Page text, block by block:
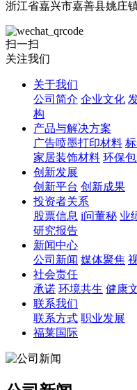
浙江省嘉兴市嘉善县姚庄
扫一扫
关注我们
关于我们
公司简介 企业文化
构
产品与解决方案
广告喷墨打印材料
家居装饰材料 环保
创新发展
创新平台 创新成果
投资者关系
股票信息 i问董秘 业
研究报告
新闻中心
公司新闻 媒体聚焦
社会责任
承诺 环境共生 健康
联系我们
联系方式 职业发展
福莱国际